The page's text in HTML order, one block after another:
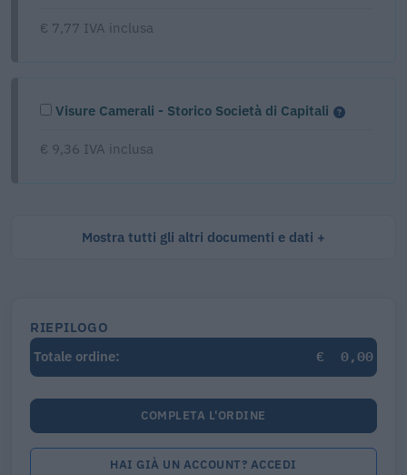
€ 7,77 IVA inclusa
Visure Camerali - Storico Società di Capitali
€ 9,36 IVA inclusa
Mostra tutti gli altri documenti e dati
RIEPILOGO
Totale ordine:
€ 0,00
COMPLETA L'ORDINE
HAI GIÀ UN ACCOUNT? ACCEDI